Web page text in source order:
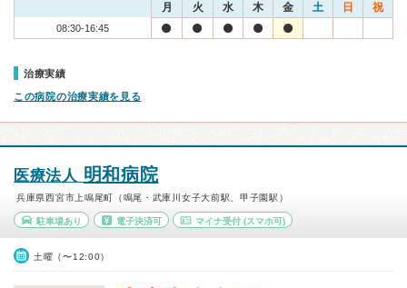
月 火 水 木 金 土 日 祝
08:30-16:45
治療実績
この病院の治療実績を見る
医療法人 明和病院
兵庫県西宮市上鳴尾町（鳴尾・武庫川女子大前駅、甲子園駅）
駐車場あり 電子決済可 マイナ受付 (スマホ可)
土曜（〜12:00）